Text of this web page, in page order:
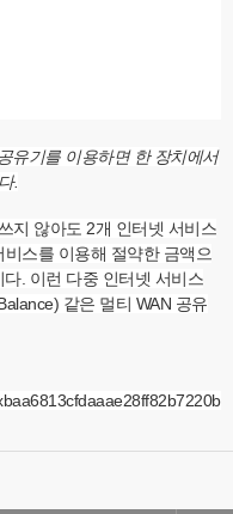
유기를 이용하면 한 장치에서
.
지 않아도 2개 인터넷 서비스
스를 이용해 절약한 금액으
. 이런 다중 인터넷 서비스
같은 멀티 WAN 공유